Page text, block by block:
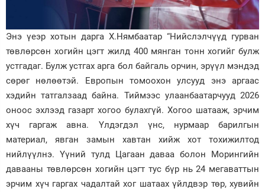
Энэ үеэр хотын дарга Х.Нямбаатар “Нийслэлчүүд гурван
төвлөрсөн хогийн цэгт жилд 400 мянган тонн хогийг булж
устгадаг. Булж устгах арга бол байгаль орчин, эрүүл мэндэд
сөрөг нөлөөтэй. Европын томоохон улсууд энэ аргаас
хэдийн татгалзаад байна. Тиймээс улаанбаатарчууд 2026
оноос эхлээд газарт хогоо булахгүй. Хогоо шатааж, эрчим
хүч гаргаж авна. Үлдэгдэл үнс, нурмаар барилгын
материал, явган замын хавтан хийж хот тохижилтод
нийлүүлнэ. Үүний тулд Цагаан даваа болон Морингийн
давааны төвлөрсөн хогийн цэгт тус бүр нь 24 мегаваттын
эрчим хүч гаргах чадалтай хог шатаах үйлдвэр төр, хувийн